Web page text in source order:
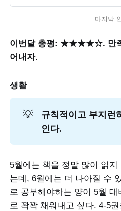
terminate our newsletter
publication. As two ML
began this journey by reading
papers to stay up-to-date with
latest trends in LLM for our
uploaded on arXiv under the
filtered based on its relevance
our product. These papers were
originally shared with our
teammates to propel internal
newsletter, where we hoped to
introduce latest LLM papers
week to a broader audience.
마지막
이번달 총평: ★★★★☆. 만족
어내자.
생활
💡
규칙적이고 부지런
인다.
5월에는 책을 정말 많이 읽
는데, 6월에는 더 나아질 수
로 공부해야하는 양이 5월 대
로 꽉꽉 채워내고 싶다. 4-5